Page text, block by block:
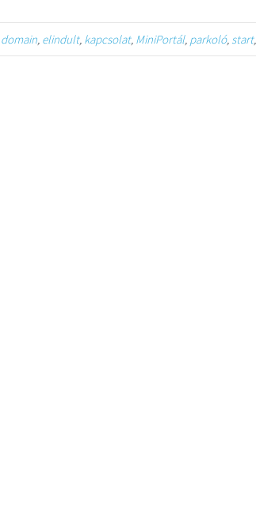
domain, elindult, kapcsolat, MiniPortál, parkoló, start,